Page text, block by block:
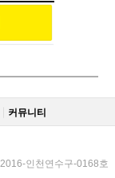
커뮤니티
인천연수구-0168호